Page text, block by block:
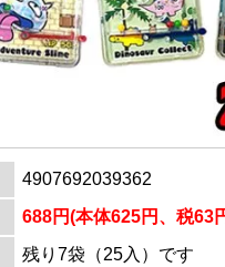
4907692039362
688円(本体625円、税63
残り7袋（25入）です